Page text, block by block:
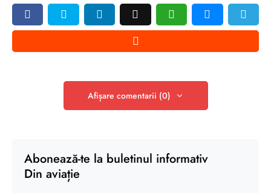
Afișare comentarii (0)
Abonează-te la buletinul informativ
Din aviație